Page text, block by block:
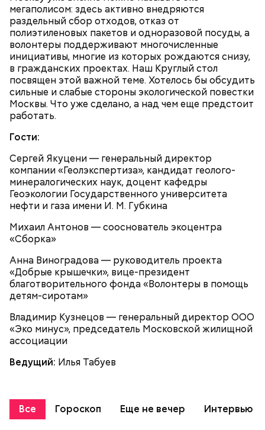
мегаполисом: здесь активно внедряются
раздельный сбор отходов, отказ от
полиэтиленовых пакетов и одноразовой посуды, а
волонтеры поддерживают многочисленные
инициативы, многие из которых рождаются снизу,
в гражданских проектах. Наш Круглый стол
посвящен этой важной теме. Хотелось бы обсудить
сильные и слабые стороны экологической повестки
Москвы. Что уже сделано, а над чем еще предстоит
работать.
Гости:
Сергей Якуцени — генеральный директор
компании «Геолэкспертиза», кандидат геолого-
минералогических наук, доцент кафедры
Геоэкологии Государственного университета
нефти и газа имени И. М. Губкина
Михаил Антонов — сооснователь экоцентра
«Сборка»
Анна Виноградова — руководитель проекта
«Добрые крышечки», вице-президент
благотворительного фонда «Волонтеры в помощь
детям-сиротам»
Владимир Кузнецов — генеральный директор ООО
«Эко минус», председатель Московской жилищной
ассоциации
Ведущий: Илья Табуев
Все Гороскоп Еще не вечер Интервью